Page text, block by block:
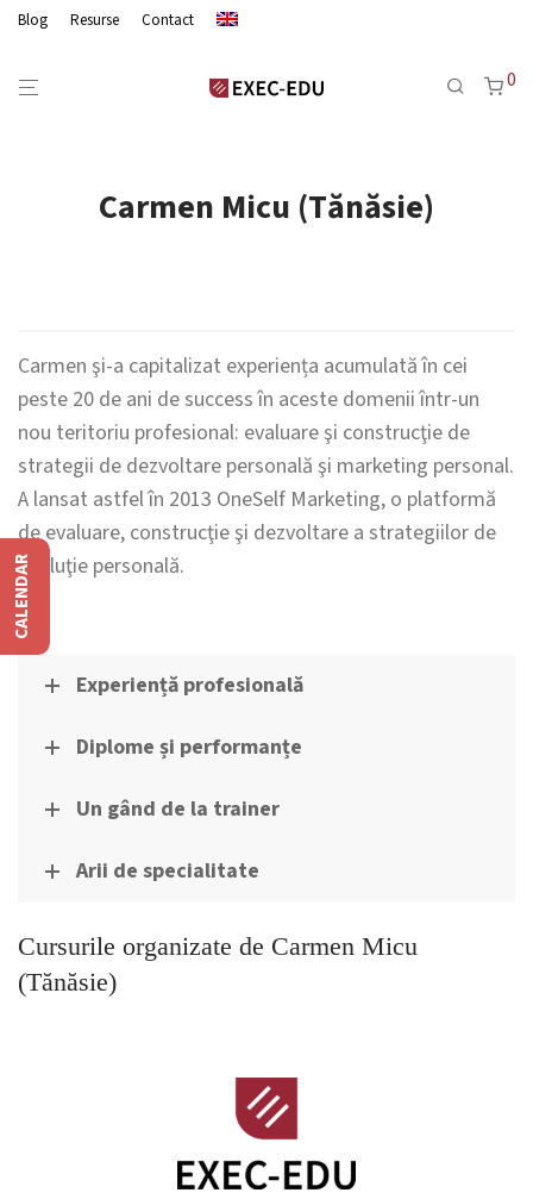
Blog Resurse Contact
0
Carmen Micu (Tănăsie)
Carmen şi-a capitalizat experiența acumulată în cei
peste 20 de ani de success în aceste domenii într-un
nou teritoriu profesional: evaluare şi construcţie de
strategii de dezvoltare personală şi marketing personal.
A lansat astfel în 2013 OneSelf Marketing, o platformă
de evaluare, construcţie şi dezvoltare a strategiilor de
evoluţie personală.
Experiență profesională
Diplome și performanțe
Un gând de la trainer
Arii de specialitate
Cursurile organizate de Carmen Micu
(Tănăsie)
CALENDAR